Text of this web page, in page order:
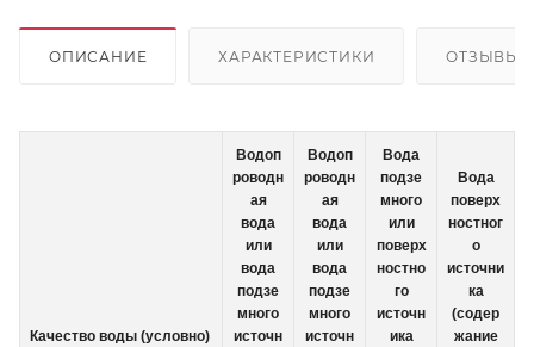
ОПИСАНИЕ ХАРАКТЕРИСТИКИ ОТЗЫВЫ
Качество воды (условно)
Водоп
роводн
ая
вода
или
вода
подзе
много
источн
Водоп
роводн
ая
вода
или
вода
подзе
много
источн
Вода
подзе
много
или
поверх
ностно
го
источн
ика
Вода
поверх
ностног
о
источни
ка
(содер
жание